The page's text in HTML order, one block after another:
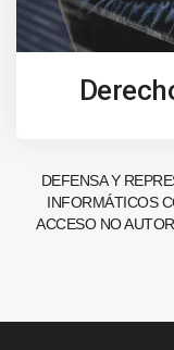
DEFENSA Y
INFORMÁTICOS
ACCESO NO